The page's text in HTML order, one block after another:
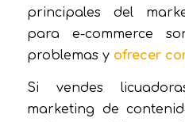
principales del
para e-commerce
problemas y ofrecer
Si vendes
marketing de